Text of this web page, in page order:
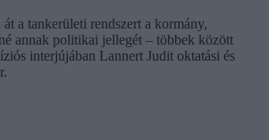
a tankerületi rendszert a kormány,
annak politikai jellegét – többek között
interjújában Lannert Judit oktatási és